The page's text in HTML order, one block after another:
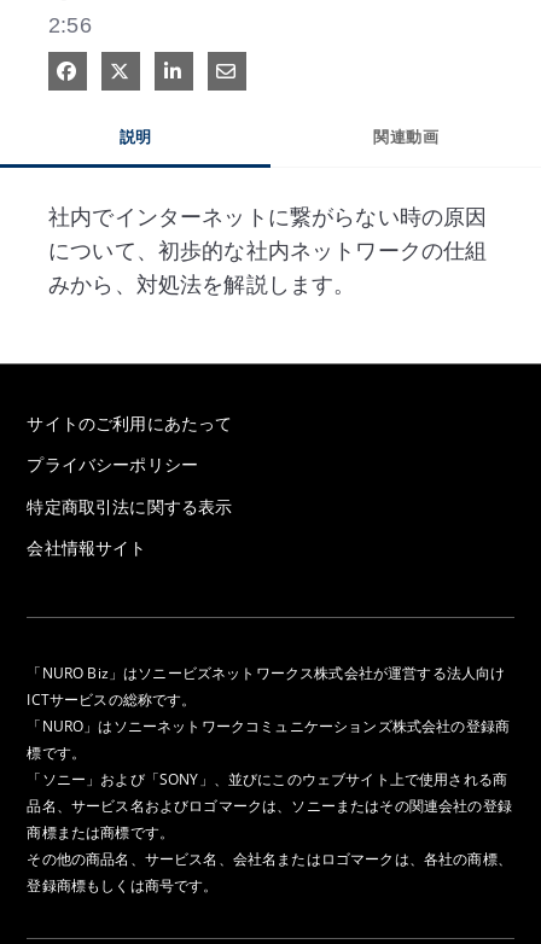
V
i
e
o
2:56
Facebook で共有
Xで共有するLinkedIn で共有
説明 関連動画
社内でインターネットに繋がらない時の原因
について、初歩的な社内ネットワークの仕組
みから、対処法を解説します。
サイトのご利用にあたって
プライバシーポリシー
特定商取引法に関する表示
会社情報サイト
「NURO Biz」はソニービズネットワークス株式会社が運営する法人向け
ICTサービスの総称です。
「NURO」はソニーネットワークコミュニケーションズ株式会社の登録商
標です。
「ソニー」および「SONY」、並びにこのウェブサイト上で使用される商
品名、サービス名およびロゴマークは、ソニーまたはその関連会社の登録
商標または商標です。
その他の商品名、サービス名、会社名またはロゴマークは、各社の商標、
登録商標もしくは商号です。